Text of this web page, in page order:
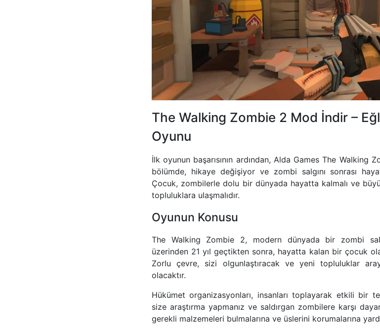
The Walking Zombie 2 Mod İndir –
Oyunu
İlk oyunun başarısının ardından, Alda Games The Walking
bölümde, hikaye değişiyor ve zombi salgını sonrası
Çocuk, zombilerle dolu bir dünyada hayatta kalmalı ve
topluluklara ulaşmalıdır.
Oyunun Konusu
The Walking Zombie 2, modern dünyada bir zombi
üzerinden 21 yıl geçtikten sonra, hayatta kalan bir çocuk
Zorlu çevre, sizi olgunlaştıracak ve yeni topluluklar
olacaktır.
Hükümet organizasyonları, insanları toplayarak etkili bir
size araştırma yapmanız ve saldırgan zombilere karşı
gerekli malzemeleri bulmalarına ve üslerini korumalarına